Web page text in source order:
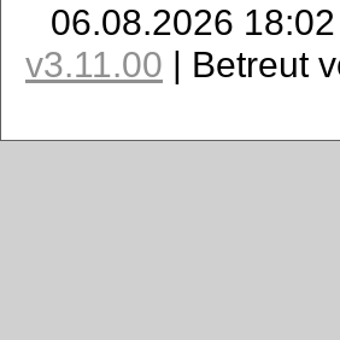
06.08.2026
v3.11.00 | Betreut